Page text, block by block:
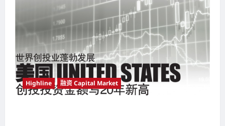
本
市
场
料
续
动
荡
Highline 融资 Capital Market